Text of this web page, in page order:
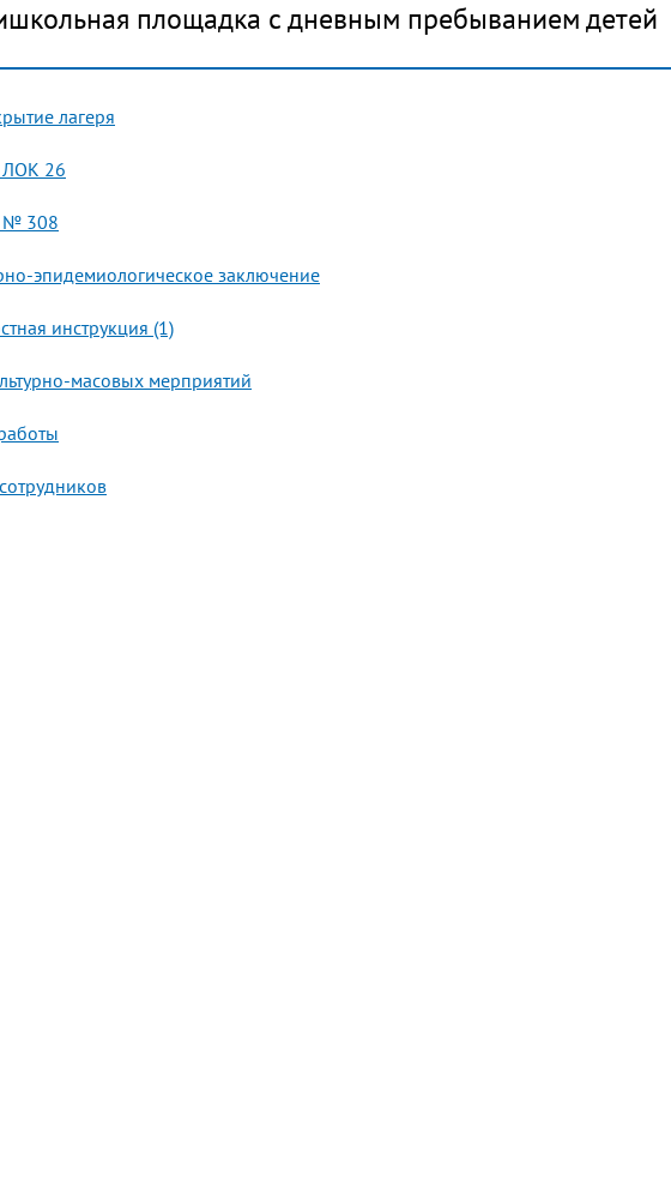
площадка с дневным пребыванием детей
лагеря
ЛОК 26
№ 308
эпидемиологическое заключение
инструкция (1)
масовых мерприятий